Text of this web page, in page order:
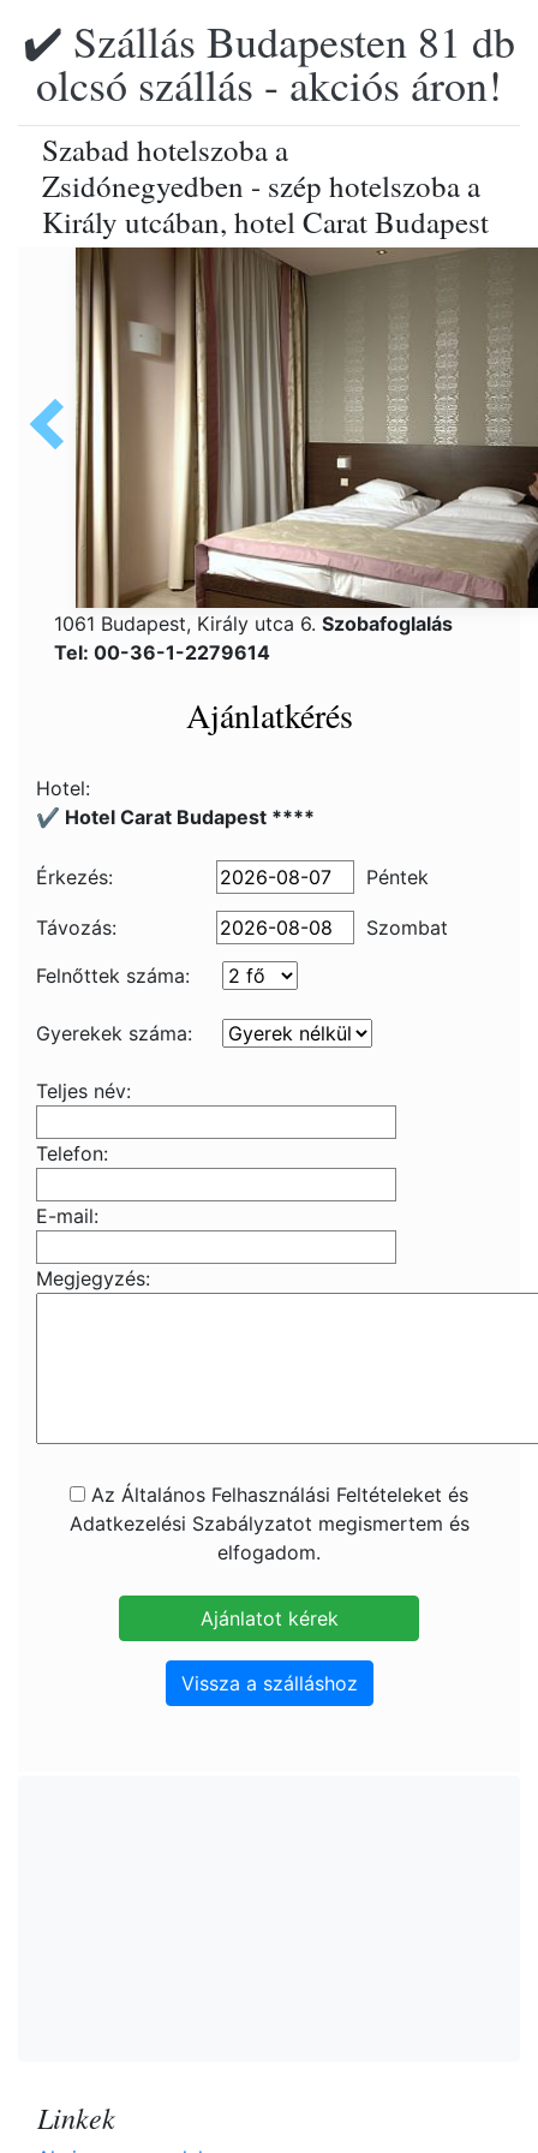
✔️ Szállás Budapesten 81 db
olcsó szállás - akciós áron!
Szabad hotelszoba a
Zsidónegyedben - szép hotelszoba a
Király utcában, hotel Carat Budapest
1061 Budapest, Király utca 6. Szobafoglalás
Tel: 00-36-1-2279614
Ajánlatkérés
Hotel:
✔️ Hotel Carat Budapest ****
Érkezés: Péntek
Távozás:
Szombat
Felnőttek száma:
Gyerekek száma:
Teljes név:
Telefon:
E-mail:
Megjegyzés:
Az Általános Felhasználási Feltételeket és
Adatkezelési Szabályzatot megismertem és
elfogadom.
Vissza a szálláshoz
Linkek